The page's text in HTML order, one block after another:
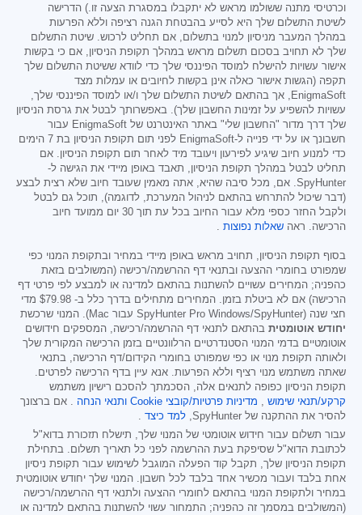
וכרטיסי מתנה ששולמו מראש לא יתקבלו במסגרת הצעה זו.) הדרישה
לשיטת התשלום שלך היא לסייע בהבטחת הגנה רציפה וללא הפרעות
במהלך המעבר מניסיון למנוי בתשלום, אם תחליט לרכוש. שיטת התשלום
שלך לא תחויב בסכום תשלום מראש במהלך תקופת הניסיון, אם כי בקשות
אישור עשויות להישלח למוסד הפיננסי שלך כדי לוודא ששיטת התשלום שלך
תקפה (הגשות אישור כאלה אינן בקשות לחיובים או עמלות מצד
EnigmaSoft, אך בהתאם לשיטת התשלום שלך ו/או למוסד הפיננסי שלך,
עשויות להשפיע על זמינות החשבון שלך). באפשרותך לבטל את גרסת הניסיון
שלך דרך מדור "החשבון שלי" באתר האינטרנט של EnigmaSoft עבור
חשבונך או על ידי פנייה ל-EnigmaSoft לפני תום תקופת הניסיון בת 7 הימים
כדי למנוע חיוב שיגיע לפירעון ויעובד מיד לאחר תום תקופת הניסיון. אם
תחליט לבטל במהלך תקופת הניסיון, תאבד באופן מיידי את הגישה ל-
SpyHunter. אם, מכל סיבה שהיא, אתה מאמין שעובד חיוב שלא רצית לבצע
(דבר שיכול להתרחש בהתאם לניהול המערכת, לדוגמה), תוכל גם לבטל
ולקבל החזר כספי מלא עבור החיוב בכל עת תוך 30 יום ממועד חיוב
הרכישה. ראה שאלות נפוצות .
בסוף תקופת הניסיון, תחויב מראש באופן מיידי במחיר ובתקופת המנוי כפי
שמפורט בחומרי ההצעה ובתנאי דף ההרשמה/רכישה (המשולבים בזאת
כהפניה; המחירים עשויים להשתנות בהתאם למדינה או למבצע לפי פרטי דף
הרכישה) אם לא ביטלת בזמן. המחירים מתחילים בדרך כלל ב- $79.98 מדי
חצי שנה (SpyHunter Pro Windows/SpyHunter עבור Mac). המנוי שרכשת
יחודש אוטומטית בהתאם לתנאי דף ההרשמה/רכישה, המספקים חידושים
אוטומטיים בדמי המנוי הסטנדרטיים הרלוונטיים בזמן הרכישה המקורית שלך
ולאותה תקופת מנוי או כפי שמפורט בחומרי הקידום/דף הרכישה, בתנאי
שאתה משתמש מנוי רציף וללא הפרעות. אנא עיין בדף הרכישה לפרטים.
תקופת הניסיון כפופה לתנאים אלה, הסכמתך להסכם רישיון משתמש
קרקע/תנאי שימוש , מדיניות פרטיות/קובצי Cookie ותנאי הנחה . אם ברצונך
להסיר את ההתקנה של SpyHunter,
למד כיצד .
עבור תשלום עבור חידוש אוטומטי של המנוי שלך, תישלח תזכורת בדוא"ל
לכתובת הדוא"ל שסיפקת בעת ההרשמה לפני כל תאריך תשלום. בתחילת
תקופת הניסיון שלך, תקבל קוד הפעלה המוגבל לשימוש עבור תקופת ניסיון
אחת בלבד ועבור מכשיר אחד בלבד לכל חשבון. המנוי שלך יחודש אוטומטית
במחיר ולתקופת המנוי בהתאם לחומרי ההצעה ולתנאי דף ההרשמה/רכישה
(המשולבים במסמך זה כהפניה; התמחור עשוי להשתנות בהתאם למדינה או